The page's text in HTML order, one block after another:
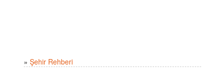
» Şehir Rehberi